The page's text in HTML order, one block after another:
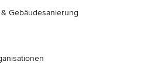
Gebäudesanierung